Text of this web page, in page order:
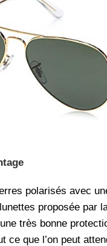
polarisés avec
proposée par
très bonne
ce que l’on peut